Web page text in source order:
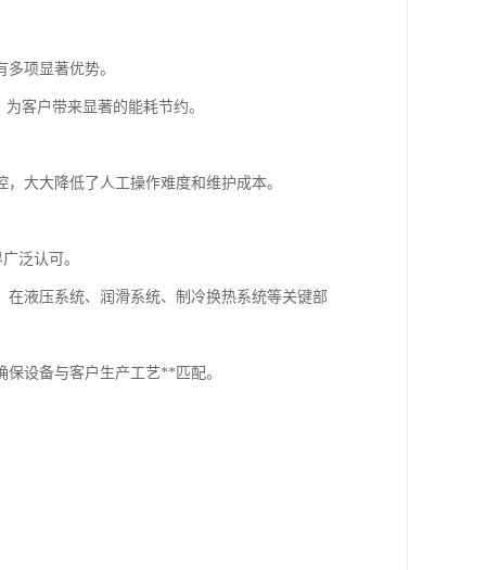
项显著优势。
客户带来显著的能耗节约。
大大降低了人工操作难度和维护成本。
泛认可。
液压系统、润滑系统、制冷换热系统等关键部
设备与客户生产工艺**匹配。